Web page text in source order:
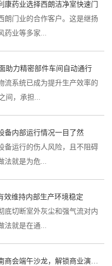
药业选择西朗洁净室快速门
门业的合作客户。这是继扬
药业等多家...
助力精密部件车间自动通行
系统已成为提升生产效率的
间，承担...
备内部运行情况一目了然
运行的伤人风险，且不阻碍
法就是为危...
效维持内部生产环境稳定
切断室外灰尘和强气流对内
法就是在通...
语动全场阔步向前！杨元嘉做客河南商会端午沙龙，解锁商业演讲破局之道